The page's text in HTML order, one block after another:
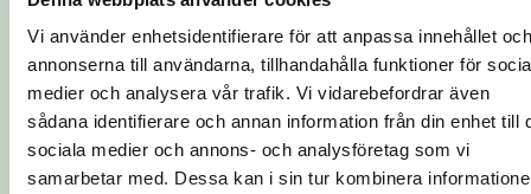
Vi använder enhetsidentifierare för att anpassa innehållet och
annonserna till användarna, tillhandahålla funktioner för
medier och analysera vår trafik. Vi vidarebefordrar även
sådana identifierare och annan information från din enhet till
sociala medier och annons- och analysföretag som vi
samarbetar med. Dessa kan i sin tur kombinera
Namn * Telefonnummer *
E-postadress * Ort *